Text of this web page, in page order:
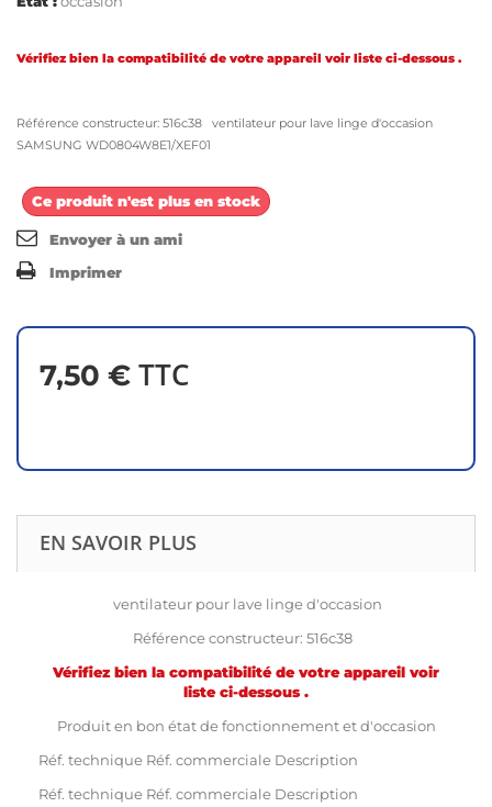
Vérifiez bien la compatibilité de votre appareil voir liste ci-dessous .
Référence constructeur: 516c38 ventilateur pour lave linge d'occasion
SAMSUNG WD0804W8E1/XEF01
Ce produit n'est plus en stock
Envoyer à un ami
Imprimer
7,50 € TTC
EN SAVOIR PLUS
ventilateur pour lave linge d'occasion
Référence constructeur: 516c38
Vérifiez bien la compatibilité de votre appareil voir
liste ci-dessous .
Produit en bon état de fonctionnement et d'occasion
Réf. technique Réf. commerciale Description
Réf. technique Réf. commerciale Description